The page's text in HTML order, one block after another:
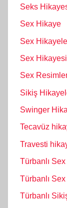
Seks
Sex Hikaye
Sex
Sex Hikayesi
Sex
Sikiş
Swinger
Tecavüz
Travesti
Türbanlı
Türbanlı
Türbanlı